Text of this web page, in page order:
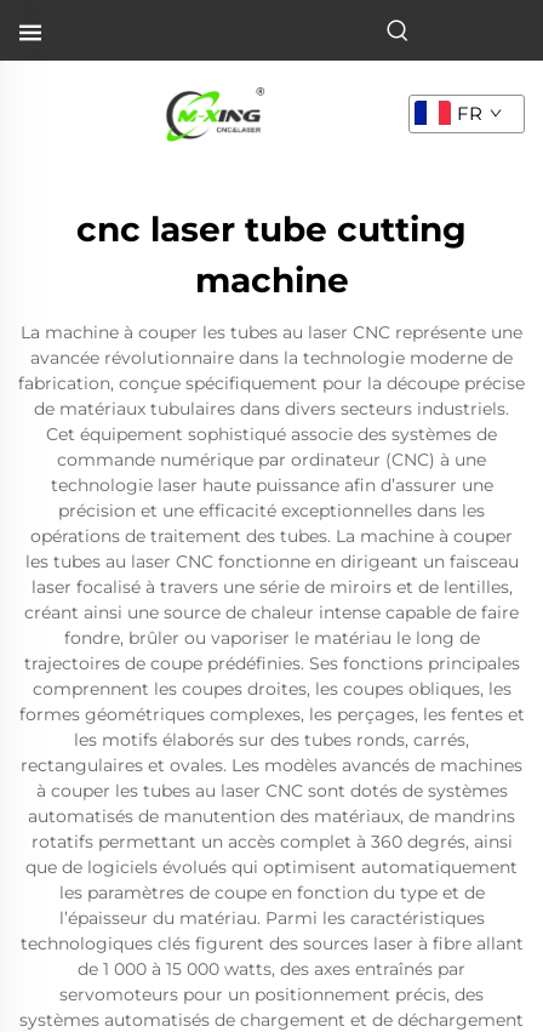
FR
cnc laser tube cutting
machine
La machine à couper les tubes au laser CNC représente une
avancée révolutionnaire dans la technologie moderne de
fabrication, conçue spécifiquement pour la découpe précise
de matériaux tubulaires dans divers secteurs industriels.
Cet équipement sophistiqué associe des systèmes de
commande numérique par ordinateur (CNC) à une
technologie laser haute puissance afin d’assurer une
précision et une efficacité exceptionnelles dans les
opérations de traitement des tubes. La machine à couper
les tubes au laser CNC fonctionne en dirigeant un faisceau
laser focalisé à travers une série de miroirs et de lentilles,
créant ainsi une source de chaleur intense capable de faire
fondre, brûler ou vaporiser le matériau le long de
trajectoires de coupe prédéfinies. Ses fonctions principales
comprennent les coupes droites, les coupes obliques, les
formes géométriques complexes, les perçages, les fentes et
les motifs élaborés sur des tubes ronds, carrés,
rectangulaires et ovales. Les modèles avancés de machines
à couper les tubes au laser CNC sont dotés de systèmes
automatisés de manutention des matériaux, de mandrins
rotatifs permettant un accès complet à 360 degrés, ainsi
que de logiciels évolués qui optimisent automatiquement
les paramètres de coupe en fonction du type et de
l’épaisseur du matériau. Parmi les caractéristiques
technologiques clés figurent des sources laser à fibre allant
de 1 000 à 15 000 watts, des axes entraînés par
servomoteurs pour un positionnement précis, des
systèmes automatisés de chargement et de déchargement